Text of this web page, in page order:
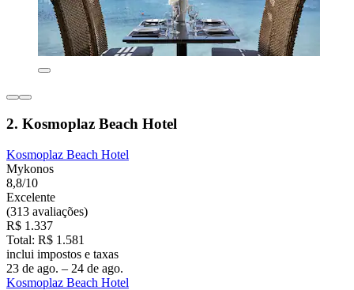
2. Kosmoplaz Beach Hotel
Kosmoplaz Beach Hotel
Mykonos
8,8/10
Excelente
(313 avaliações)
R$ 1.337
Total: R$ 1.581
inclui impostos e taxas
23 de ago. – 24 de ago.
Kosmoplaz Beach Hotel